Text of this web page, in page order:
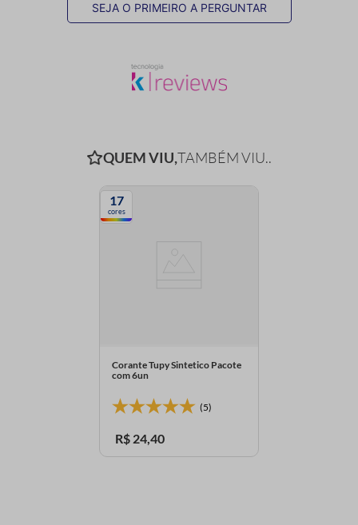
SEJA O PRIMEIRO A PERGUNTAR
QUEM VIU,TAMBÉM VIU..
17
cores
Corante Tupy Sintetico Pacote
com 6un
(5)
R$ 24,40